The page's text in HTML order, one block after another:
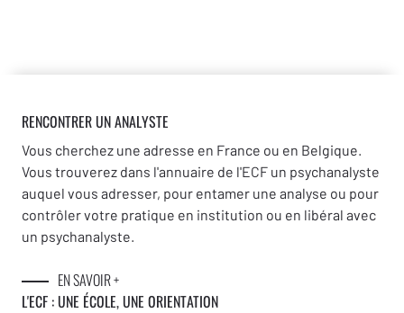
RENCONTRER UN ANALYSTE
Vous cherchez une adresse en France ou en Belgique.
Vous trouverez dans l'annuaire de l'ECF un psychanalyste
auquel vous adresser, pour entamer une analyse ou pour
contrôler votre pratique en institution ou en libéral avec
un psychanalyste.
EN SAVOIR +
L'ECF : UNE ÉCOLE, UNE ORIENTATION